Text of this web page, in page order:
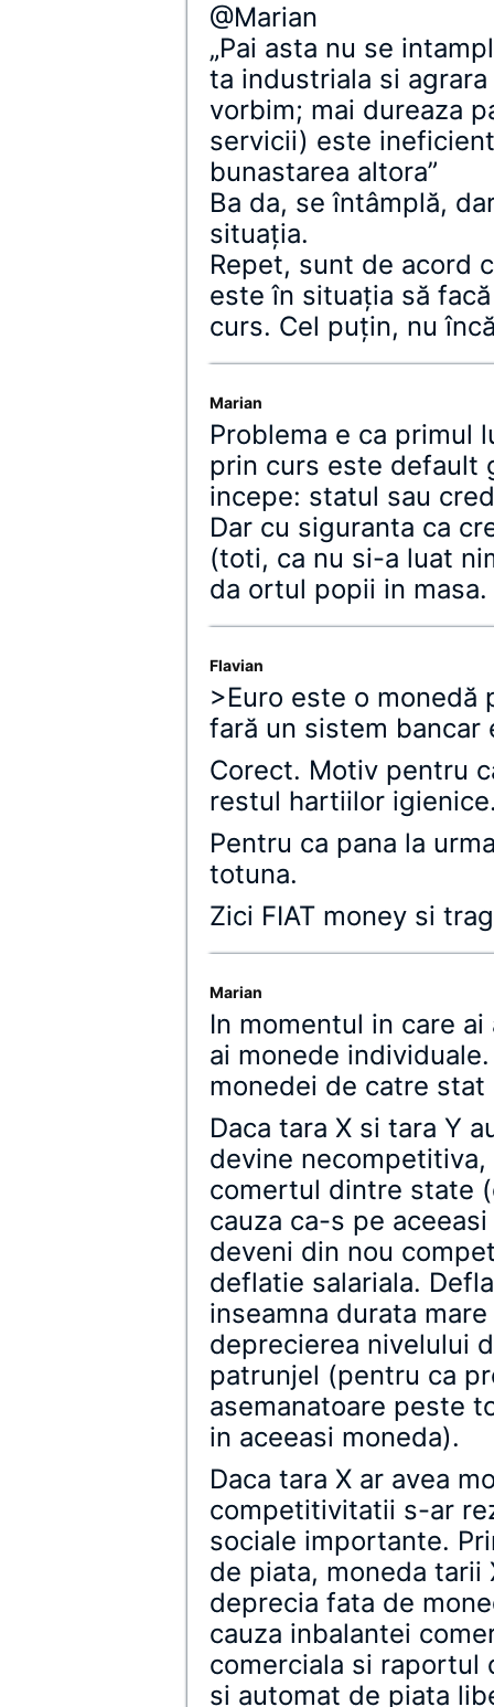
@Marian
„Pai asta nu se
ta industriala si
vorbim; mai dureaza
servicii) este
bunastarea altora”
Ba da, se întâmplă,
situaţia.
Repet, sunt de acord
este în situaţia să
curs. Cel puţin, nu
Marian
Problema e ca primul
prin curs este default
incepe: statul sau
Dar cu siguranta ca
(toti, ca nu si-a luat
da ortul popii in masa.
Flavian
>Euro este o monedă
fară un sistem bancar
Corect. Motiv pentru
restul hartiilor
Pentru ca pana la
totuna.
Zici FIAT money si
Marian
In momentul in care
ai monede
monedei de catre
Daca tara X si tara Y
devine
comertul dintre state
cauza ca-s pe
deveni din nou
deflatie salariala.
inseamna durata
deprecierea nivelului
patrunjel (pentru ca
asemanatoare peste
in aceeasi moneda).
Daca tara X ar avea
competitivitatii s-ar
sociale importante.
de piata, moneda tarii
deprecia fata de
cauza inbalantei
comerciala si raportul
si automat de piata